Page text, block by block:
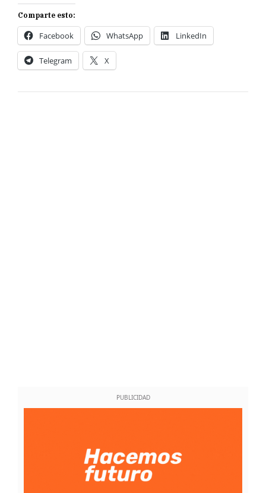
Comparte esto:
Facebook WhatsApp LinkedIn
Telegram X